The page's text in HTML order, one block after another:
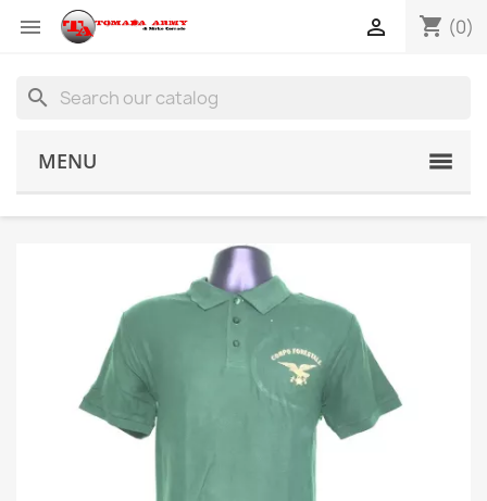
 shopping_cart (0)

search
MENU